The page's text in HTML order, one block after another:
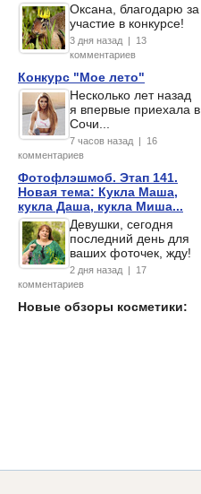
Оксана, благодарю за
участие в конкурсе!
3 дня назад | 13
комментариев
Конкурс "Мое лето"
Несколько лет назад
я впервые приехала в
Сочи...
7 часов назад | 16
комментариев
Фотофлэшмоб. Этап 141.
Новая тема: Кукла Маша,
кукла Даша, кукла Миша...
Девушки, сегодня
последний день для
ваших фоточек, жду!
2 дня назад | 17
комментариев
Новые обзоры косметики: